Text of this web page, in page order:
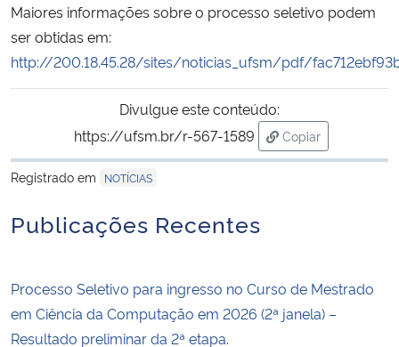
Gabinete de Segurança Institucional
Advocacia-Geral da União
Banco Central do Brasil
Planalto
Maiores informações sobre o processo seletivo podem
ser obtidas em:
http://200.18.45.28/sites/noticias_ufsm/pdf/
Divulgue este conteúdo:
https://ufsm.br/r-567-1589
Copiar
para área de
Registrado em
NOTÍCIAS
Publicações Recentes
Processo Seletivo para ingresso no Curso de Mestrado
em Ciência da Computação em 2026 (2ª janela) –
Resultado preliminar da 2ª etapa.